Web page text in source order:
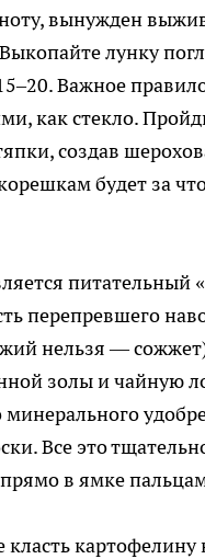
вынужден
лунку
Важное
как стекло.
создав
будет за
питательный
перепревшего
нельзя —
золы и чайную
Все это
в ямке
картофелину